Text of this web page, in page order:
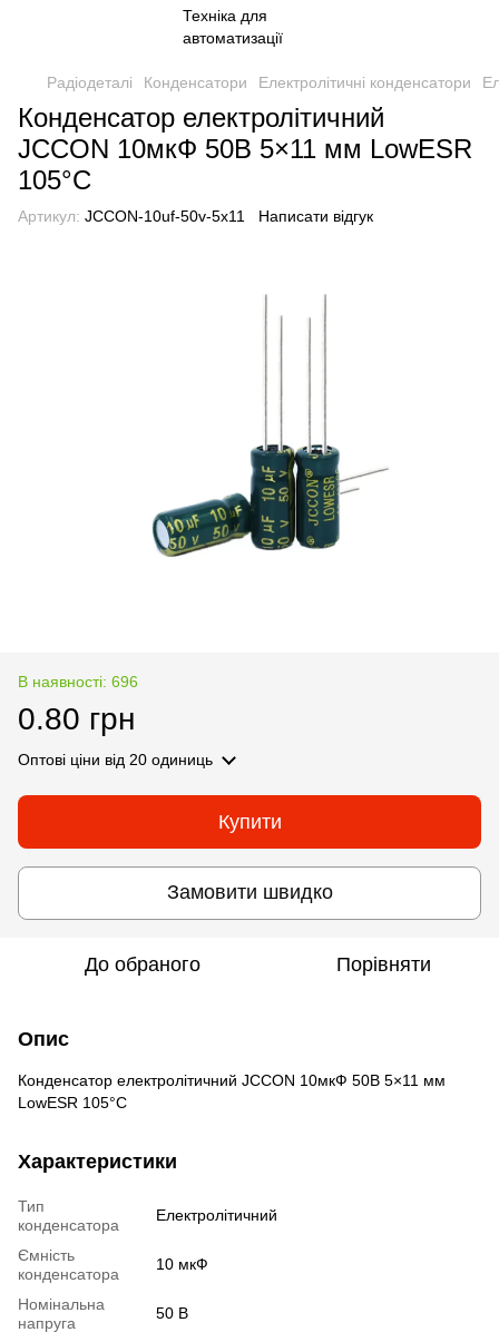
Радіодеталі Конденсатори Електролітичні конденсатори
Конденсатор електролітичний
JCCON 10мкФ 50В 5×11 мм LowESR
105°C
Артикул: JCCON-10uf-50v-5x11 Написати відгук
В наявності: 696
0.80 грн
Оптові ціни від 20 одиниць
Купити
Замовити швидко
До обраного Порівняти
Опис
Конденсатор електролітичний JCCON 10мкФ 50В 5×11 мм
LowESR 105°C
Характеристики
Тип
конденсатора
Електролітичний
Ємність
конденсатора
10 мкФ
Номінальна
напруга
50 В